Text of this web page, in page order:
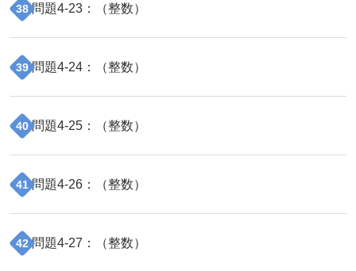
38 問題4-23 ：（整数）
39 問題4-24 ：（整数）
40 問題4-25 ：（整数）
41 問題4-26 ：（整数）
42 問題4-27 ：（整数）